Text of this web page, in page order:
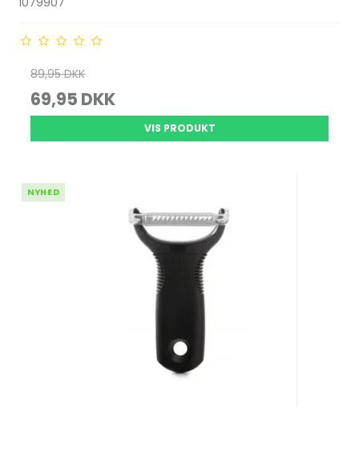
89,95 DKK
69,95 DKK
VIS PRODUKT
NYHED